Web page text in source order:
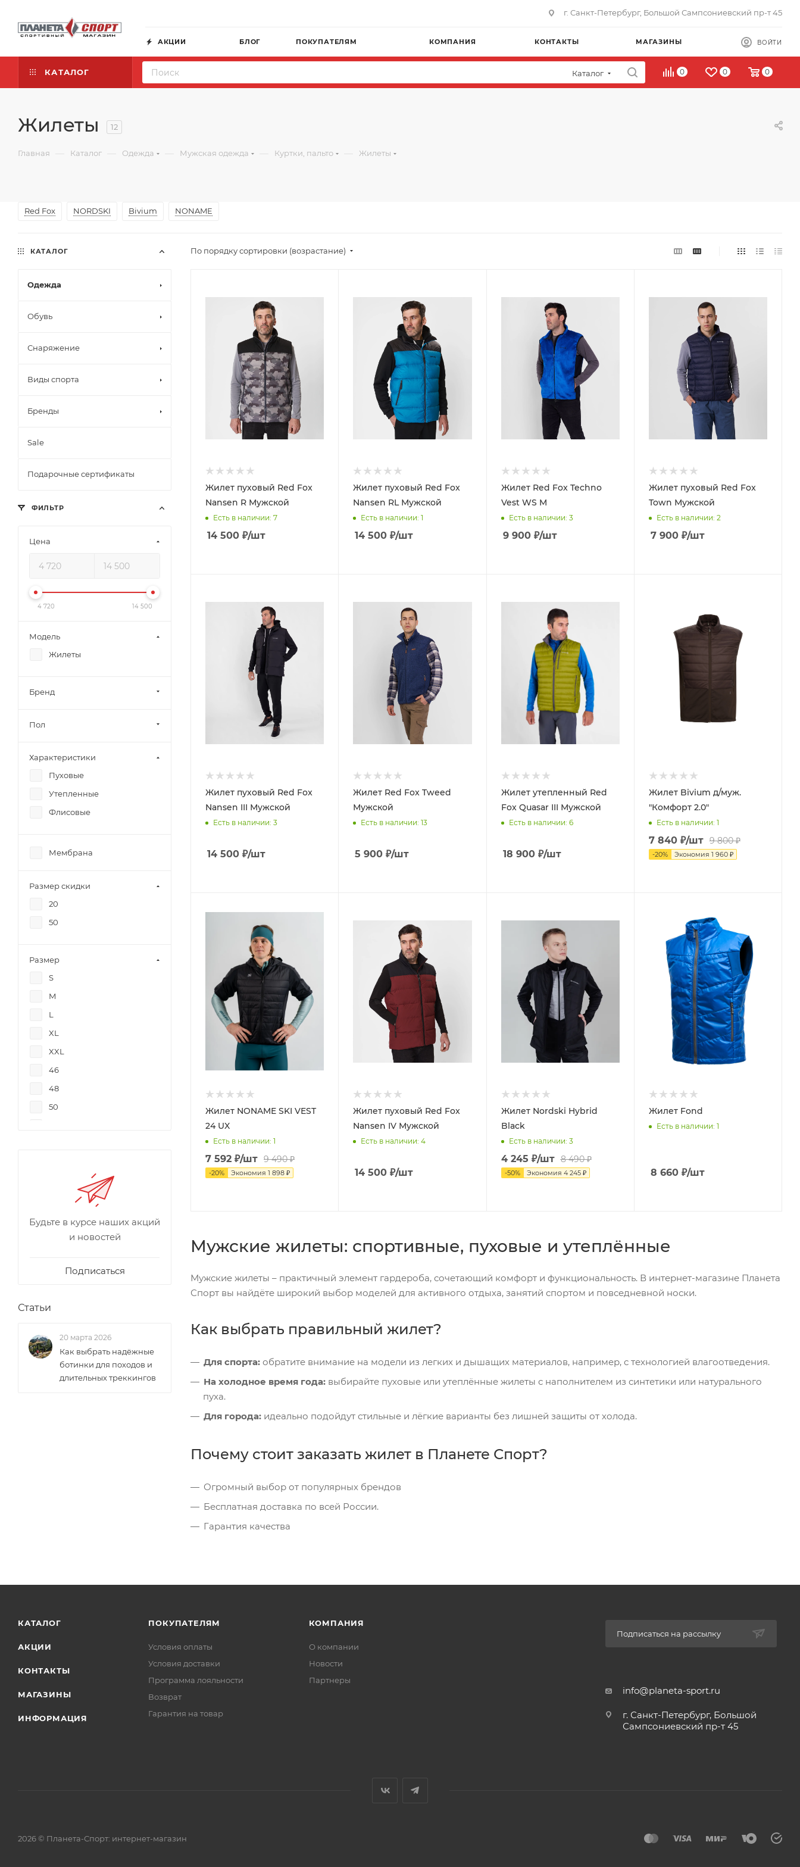
г. Санкт-Петербург, Большой Сампсониевский пр-т 45
АКЦИИ БЛОГ ПОКУПАТЕЛЯМ КОМПАНИЯ КОНТАКТЫ МАГАЗИНЫ ВОЙТИ
КАТАЛОГ Каталог 0 0 0
Жилеты 12
Главная — Каталог — Одежда — Мужская одежда — Куртки, пальто — Жилеты
Red Fox NORDSKI Bivium NONAME
По порядку сортировки (возрастание)
Жилет пуховый Red Fox
Nansen R Мужской
Есть в наличии: 7
14 500 ₽/шт
Жилет пуховый Red Fox
Nansen RL Мужской
Есть в наличии: 1
14 500 ₽/шт
Жилет Red Fox Techno
Vest WS M
Есть в наличии: 3
9 900₽/шт
Жилет пуховый Red Fox
Town Мужской
Есть в наличии: 2
7 900₽/шт
Жилет пуховый Red Fox
Nansen III Мужской
Есть в наличии: 3
14 500 ₽/шт
Жилет Red Fox Tweed
Мужской
Есть в наличии: 13
5 900 ₽/шт
Жилет утепленный Red
Fox Quasar III Мужской
Есть в наличии: 6
18 900₽/шт
Жилет Bivium д/муж.
"Комфорт 2.0"
Есть в наличии: 1
7 840₽/шт 9 800₽
-20% Экономия 1 960₽
Жилет NONAME SKI VEST
24 UX
Есть в наличии: 1
7 592 ₽/шт 9 490₽
-20% Экономия 1 898 ₽
Жилет пуховый Red Fox
Nansen IV Мужской
Есть в наличии: 4
14 500 ₽/шт
Жилет Nordski Hybrid
Black
Есть в наличии: 3
4 245 ₽/шт 8 490₽
-50% Экономия 4 245₽
Жилет Fond
Есть в наличии: 1
8 660₽/шт
Мужские жилеты: спортивные, пуховые и утеплённые
Мужские жилеты – практичный элемент гардероба, сочетающий комфорт и функциональность. В интернет-магазине Планета
Спорт вы найдёте широкий выбор моделей для активного отдыха, занятий спортом и повседневной носки.
Как выбрать правильный жилет?
Для спорта: обратите внимание на модели из легких и дышащих материалов, например, с технологией влагоотведения.
На холодное время года: выбирайте пуховые или утеплённые жилеты с наполнителем из синтетики или натурального
пуха.
Для города: идеально подойдут стильные и лёгкие варианты без лишней защиты от холода.
Почему стоит заказать жилет в Планете Спорт?
Огромный выбор от популярных брендов
Бесплатная доставка по всей России.
Гарантия качества
КАТАЛОГ
Одежда
Обувь
Снаряжение
Виды спорта
Бренды
Sale
Подарочные сертификаты
ФИЛЬТР
Цена
4 720 14 500
Модель
Жилеты
Бренд
Пол
Характеристики
Пуховые
Утепленные
Флисовые
Мембрана
Размер скидки
20
50
Размер
S
M
L
XL
XXL
46
48
50
Будьте в курсе наших акций
и новостей
Подписаться
Статьи
20 марта 2026
Как выбрать надёжные
ботинки для походов и
длительных треккингов
КАТАЛОГ
АКЦИИ
КОНТАКТЫ
МАГАЗИНЫ
ИНФОРМАЦИЯ
ПОКУПАТЕЛЯМ
Условия оплаты
Условия доставки
Программа лояльности
Возврат
Гарантия на товар
КОМПАНИЯ
О компании
Новости
Партнеры
Подписаться на рассылку
info@planeta-sport.ru
г. Санкт-Петербург, Большой
Сампсониевский пр-т 45
2026 © Планета-Спорт: интернет-магазин